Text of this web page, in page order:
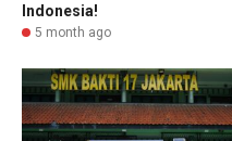
Indonesia!
5 month ago